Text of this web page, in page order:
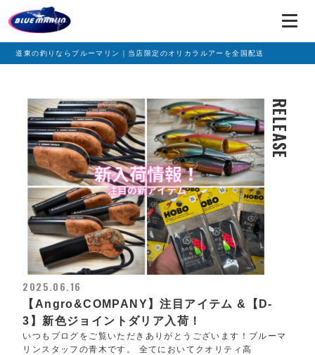
道東の釣りならブルーマリン｜当店限定のオリカラルアーを全国配送
RELEASE
2025.06.16
【Angro&COMPANY】注目アイテム &【D-
3】新色ジョイントダリア入荷！
いつもブログをご覧いただきありがとうございます！ブルーマ
リンスタッフの青木です。 全てにおいてクオリティ高